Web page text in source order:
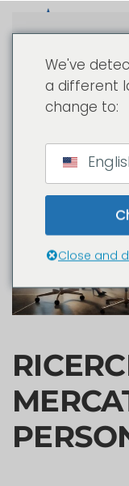
We've
a different
change to:
Close and